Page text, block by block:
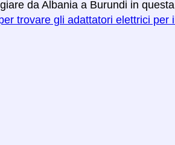
da Albania a Burundi in questa
trovare gli adattatori elettrici per il